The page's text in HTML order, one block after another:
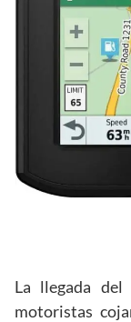
La llegada
motoristas